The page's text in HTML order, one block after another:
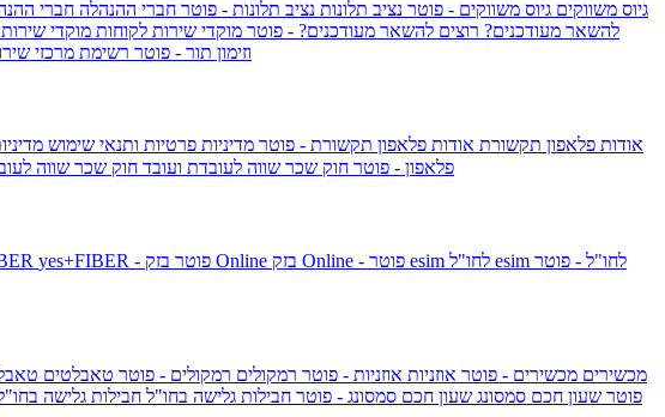
גיוס משווקים גיוס משווקים - פוטר נציב תלונות נציב תלונות - פוטר חברי ההנהלה חברי
להשאר מעודכנים? רוצים להשאר מעודכנים? - פוטר מוקדי שירות לקוחות מוקדי
וזימון תור - פוטר רשימת מרכזי
אודות פלאפון תקשורת אודות פלאפון תקשורת - פוטר מדיניות פרטיות ותנאי שימוש
פלאפון - פוטר חוק שכר שווה לעובדת ועובד חוק שכר שווה
yes+FIBER - פוטר בזק Online
esim לחו"ל - פוטר
מכשירים מכשירים - פוטר אוזניות אוזניות - פוטר רמקולים רמקולים - פוטר טאבלטים
שעון Apple Watch Series 10 - פוטר שעון חכם סמסונג שעון חכם סמסונג - פוטר חבילות גלישה בחו"ל חבילות גלישה